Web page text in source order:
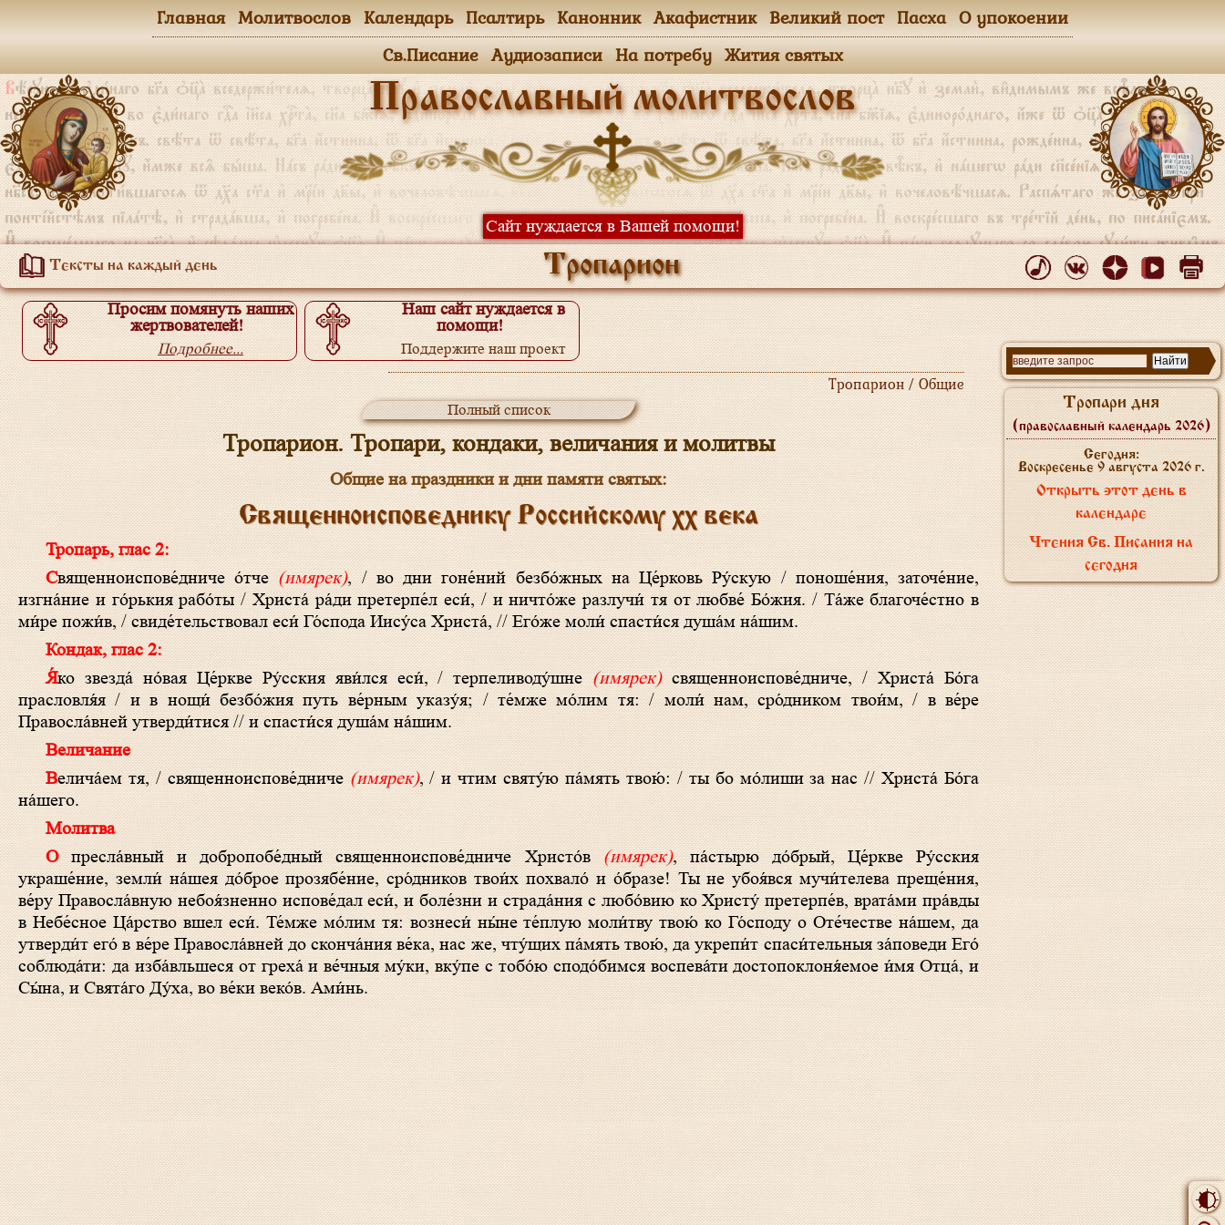
Православный молитвослов
Сайт нуждается в Вашей помощи!
Тексты на каждый день Тропарион
Главная Молитвослов Календарь Псалтирь Канонник Акафистник Великий пост Пасха О упокоении
Св.Писание Аудиозаписи На потребу Жития святых
Просим помянуть наших
жертвователей!
Подробнее...
Наш сайт нуждается в
помощи!
Поддержите наш проект
Подробнее...
Тропарион / Общие
Полный список
Тропарион. Тропари, кондаки, величания и молитвы
Общие на праздники и дни памяти святых:
Священноисповеднику Российскому xx века
Тропарь, глас 2:
Священноиспове́дниче о́тче(имярек), / во дни гоне́ний безбо́жных на Це́рковь Ру́скую / поноше́ния, заточе́ние,
изгна́ние и го́рькия рабо́ты / Христа́ ра́ди претерпе́л еси́, / и ничто́же разлучи́ тя от любве́ Бо́жия. / Та́же благоче́стно в
ми́ре пожи́в, / свиде́тельствовал еси́ Го́спода Иису́са Христа́, // Его́же моли́ спасти́ся душа́м на́шим.
Кондак, глас 2:
Я́ко звезда́ но́вая Це́ркве Ру́сския яви́лся еси́, / терпеливоду́шне(имярек)священноиспове́дниче, / Христа́ Бо́га
прасловля́я / и в нощи́ безбо́жия путь ве́рным указу́я; / те́мже мо́лим тя: / моли́ нам, сро́дником твои́м, / в ве́ре
Правосла́вней утверди́тися // и спасти́ся душа́м на́шим.
Величание
Велича́ем тя, / священноиспове́дниче(имярек), / и чтим святу́ю па́мять твою́: / ты бо мо́лиши за нас // Христа́ Бо́га
на́шего.
Молитва
О пресла́вный и добропобе́дный священноиспове́дниче Христо́в(имярек), па́стырю до́брый, Це́ркве Ру́сския
украше́ние, земли́ на́шея до́брое прозябе́ние, сро́дников твои́х похвало́ и о́бразе! Ты не убоя́вся мучи́телева преще́ния,
ве́ру Правосла́вную небоя́зненно испове́дал еси́, и боле́зни и страда́ния с любо́вию ко Христу́ претерпе́в, врата́ми пра́вды
в Небе́сное Ца́рство вшел еси́. Те́мже мо́лим тя: вознеси́ ны́не те́плую моли́тву твою́ ко Го́споду о Оте́честве на́шем, да
утверди́т его́ в ве́ре Правосла́вней до сконча́ния ве́ка, нас же, чту́щих па́мять твою́, да укрепи́т спаси́тельныя за́поведи Его́
соблюда́ти: да изба́вльшеся от греха́ и ве́чныя му́ки, вку́пе с тобо́ю сподо́бимся воспева́ти достопоклоня́емое и́мя Отца́, и
Сы́на, и Свята́го Ду́ха, во ве́ки веко́в. Ами́нь.
Тропари дня
(православный календарь 2026)
Сегодня:
Воскресенье 9 августа 2026 г.
Открыть этот день в
календаре
Чтения Св. Писания на
сегодня